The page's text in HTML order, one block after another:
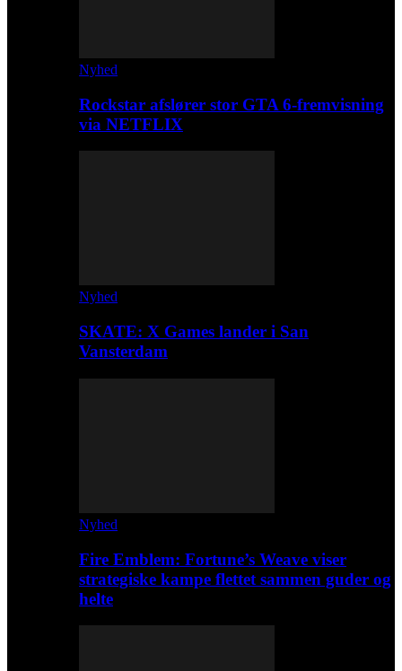
Nyhed
Rockstar afslører stor GTA 6-fremvisning
via NETFLIX
Nyhed
SKATE: X Games lander i San
Vansterdam
Nyhed
Fire Emblem: Fortune’s Weave viser
strategiske kampe flettet sammen guder og
helte